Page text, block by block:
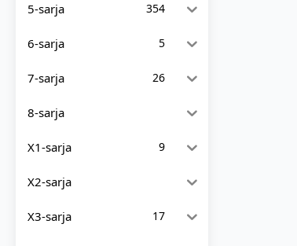
5-sarja 354
6-sarja 5
7-sarja 26
8-sarja
X1-sarja 9
X2-sarja
X3-sarja 17